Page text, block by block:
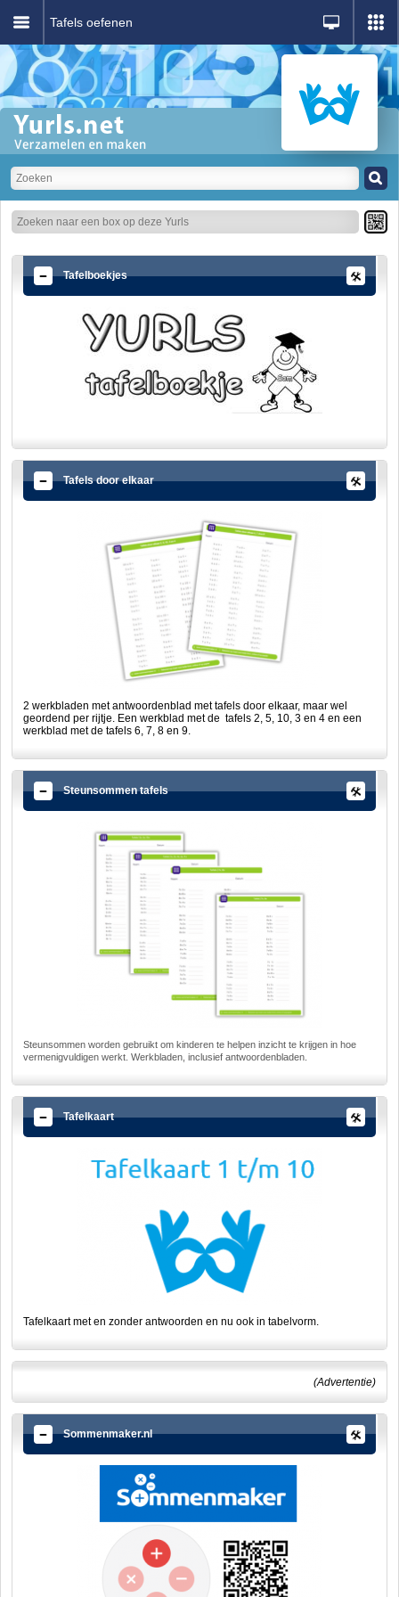
Tafels oefenen
Tafelboekjes
Tafels door elkaar
2 werkbladen met antwoordenblad met tafels door elkaar, maar wel
geordend per rijtje. Een werkblad met de tafels 2, 5, 10, 3 en 4 en een
werkblad met de tafels 6, 7, 8 en 9.
Steunsommen tafels
Steunsommen worden gebruikt om kinderen te helpen inzicht te krijgen in hoe
vermenigvuldigen werkt. Werkbladen, inclusief antwoordenbladen.
Tafelkaart
Tafelkaart met en zonder antwoorden en nu ook in tabelvorm.
(Advertentie)
Sommenmaker.nl